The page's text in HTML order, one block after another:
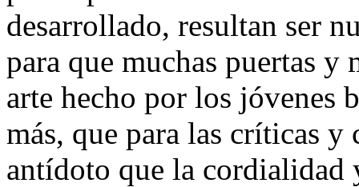
desarrollado, resultan ser
para que muchas puertas y
arte hecho por los jóvenes
más, que para las críticas
antídoto que la cordialidad